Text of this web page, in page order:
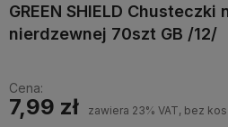
GREEN SHIELD
nierdzewnej 70szt GB /12/
Cena:
7,99 zł zawiera 23% VAT, bez